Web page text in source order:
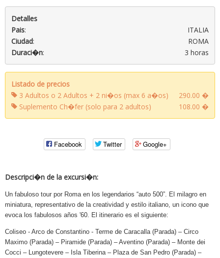
Detalles
Pais:
ITALIA
Ciudad:
ROMA
Duraci�n: 3 horas
Listado de precios
3 Adultos o 2 Adultos + 2 ni�os (max 6 a�os)
290.00 �
Suplemento Ch�fer (solo para 2 adultos)
108.00 �
Facebook Twitter Google+
Descripci�n de la excursi�n:
Un fabuloso tour por Roma en los legendarios “auto 500”. El milagro en
miniatura, representativo de la creatividad y estilo italiano, un icono que
evoca los fabulosos años '60. El itinerario es el siguiente:
Coliseo - Arco de Constantino - Terme de Caracalla (Parada) – Circo
Maximo (Parada) – Piramide (Parada) – Aventino (Parada) – Monte dei
Cocci – Lungotevere – Isla Tiberina – Plaza de San Pedro (Parada) –